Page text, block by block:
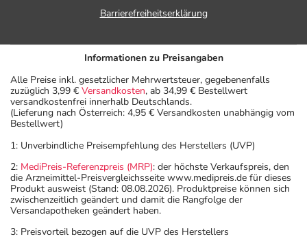
Barrierefreiheitserklärung
Informationen zu Preisangaben
Alle Preise inkl. gesetzlicher Mehrwertsteuer, gegebenenfalls
zuzüglich 3,99 € Versandkosten, ab 34,99 € Bestellwert
versandkostenfrei innerhalb Deutschlands.
(Lieferung nach Österreich: 4,95 € Versandkosten unabhängig vom
Bestellwert)
1: Unverbindliche Preisempfehlung des Herstellers (UVP)
2: MediPreis-Referenzpreis (MRP): der höchste Verkaufspreis, den
die Arzneimittel-Preisvergleichsseite www.medipreis.de für dieses
Produkt ausweist (Stand: 08.08.2026). Produktpreise können sich
zwischenzeitlich geändert und damit die Rangfolge der
Versandapotheken geändert haben.
3: Preisvorteil bezogen auf die UVP des Herstellers